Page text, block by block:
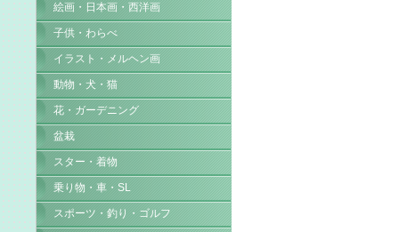
絵画・日本画・西洋画
子供・わらべ
イラスト・メルヘン画
動物・犬・猫
花・ガーデニング
盆栽
スター・着物
乗り物・車・SL
スポーツ・釣り・ゴルフ